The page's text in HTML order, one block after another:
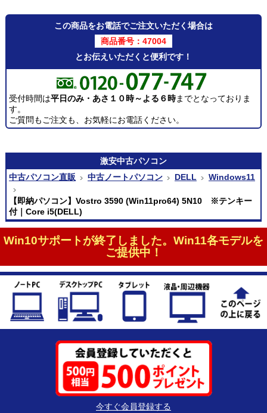
この商品をお電話でご注文いただく場合は
商品番号：47004
とお伝えいただくと便利です！
受付時間は平日のみ・あさ１０時～よる６時までとなっておりま
す。
ご質問もご注文も、お気軽にお電話ください。
激安中古パソコン
中古パソコン直販
中古ノートパソコン DELL Windows11
【即納パソコン】Vostro 3590 (Win11pro64) 5N10 ※テンキー
付｜Core i5(DELL)
Win10サポートが終了しました。Win11各モデルを
ご提供中！
今すぐ会員登録する